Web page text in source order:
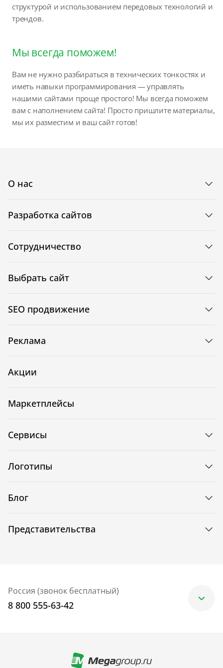
структурой и использованием передовых технологий и
трендов.
Мы всегда поможем!
Вам не нужно разбираться в технических тонкостях и
иметь навыки программирования — управлять
нашими сайтами проще простого! Мы всегда поможем
вам с наполнением сайта! Просто пришлите материалы,
мы их разместим и ваш сайт готов!
О нас
Разработка сайтов
Сотрудничество
Выбрать сайт
SEO продвижение
Реклама
Акции
Маркетплейсы
Сервисы
Логотипы
Блог
Представительства
Россия (звонок бесплатный)
8 800 555-63-42
+7 (499) 705-30-10